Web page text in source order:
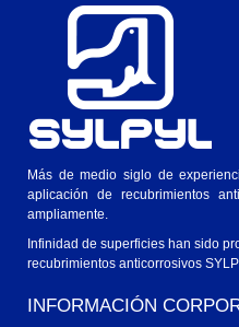
Más de medio siglo de
aplicación de recubrimientos
ampliamente.
Infinidad de superficies han sido
recubrimientos anticorrosivos
INFORMACIÓN